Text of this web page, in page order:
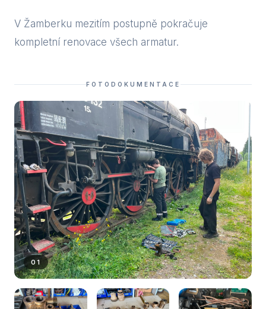
V Žamberku mezitím postupně pokračuje
kompletní renovace všech armatur.
FOTODOKUMENTACE
01